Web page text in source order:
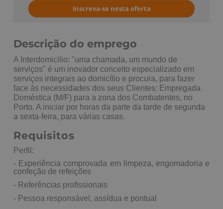
Inscreva-se nesta oferta
Descrição do emprego
A Interdomicilio: "uma chamada, um mundo de
serviços" é um inovador conceito especializado em
serviços integrais ao domicílio e procura, para fazer
face às necessidades dos seus Clientes: Empregada
Doméstica (M/F) para a zona dos Combatentes, no
Porto. A iniciar por horas da parte da tarde de segunda
a sexta-feira, para várias casas.
Requisitos
Perfil:
- Experiência comprovada em limpeza, engomadoria e
confeção de refeições
- Referências profissionais
- Pessoa responsável, assídua e pontual